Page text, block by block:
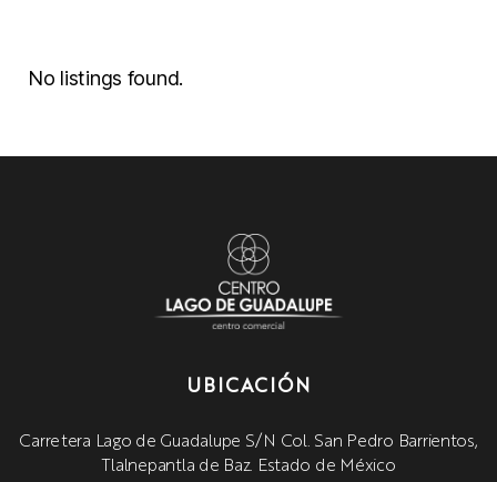
No listings found.
UBICACIÓN
Carretera Lago de Guadalupe S/N Col. San Pedro Barrientos,
Tlalnepantla de Baz. Estado de México